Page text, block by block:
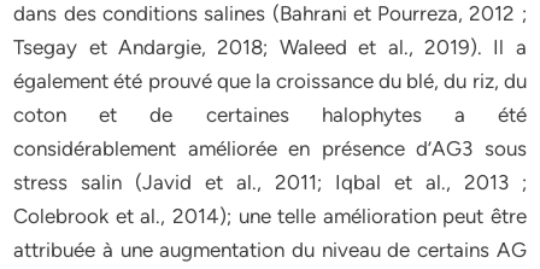
dans des conditions salines (Bahrani et Pourreza, 2012 ;
Tsegay et Andargie, 2018; Waleed et al., 2019). Il a
également été prouvé que la croissance du blé, du riz, du
coton et de certaines halophytes a été
considérablement améliorée en présence d’AG3 sous
stress salin (Javid et al., 2011; Iqbal et al., 2013 ;
Colebrook et al., 2014); une telle amélioration peut être
attribuée à une augmentation du niveau de certains AG